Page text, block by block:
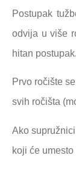
Postupak
odvija u više
hitan postupak.
Prvo ročište
svih ročišta
Ako
koji će